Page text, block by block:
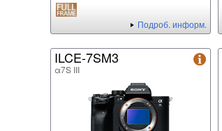
Подроб. информ.
ILCE-7SM3
α7S III